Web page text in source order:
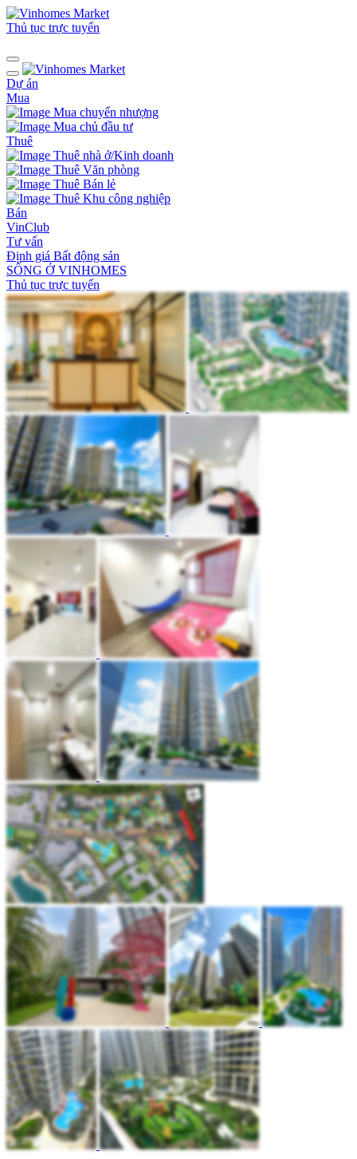
Thủ tục trực tuyến
Dự án
Mua
Mua chuyển nhượng
Mua chủ đầu tư
Thuê
Thuê nhà ở/Kinh doanh
Thuê Văn phòng
Thuê Bán lẻ
Thuê Khu công nghiệp
Bán
VinClub
Tư vấn
Định giá Bất động sản
SỐNG Ở VINHOMES
Thủ tục trực tuyến